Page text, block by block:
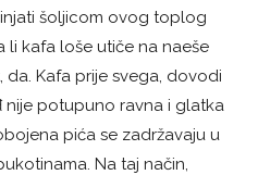
šoljicom ovog toplog
li kafa loše utiče na naeše
Kafa prije svega, dovodi
potupuno ravna i glatka
pića se zadržavaju u
Na taj način,